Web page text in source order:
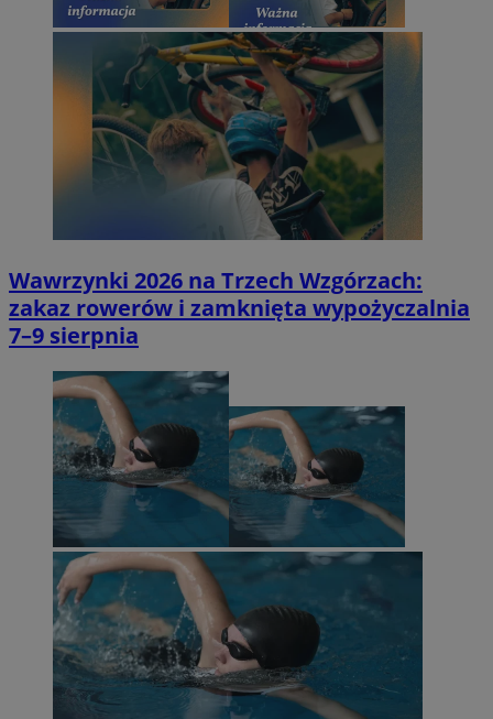
Wawrzynki 2026 na Trzech Wzgórzach:
zakaz rowerów i zamknięta wypożyczalnia
7–9 sierpnia